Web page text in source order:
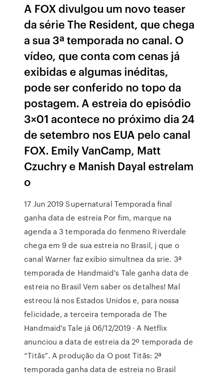
A FOX divulgou um novo teaser
da série The Resident, que chega
a sua 3ª temporada no canal. O
vídeo, que conta com cenas já
exibidas e algumas inéditas,
pode ser conferido no topo da
postagem. A estreia do episódio
3×01 acontece no próximo dia 24
de setembro nos EUA pelo canal
FOX. Emily VanCamp, Matt
Czuchry e Manish Dayal estrelam
o
17 Jun 2019 Supernatural Temporada final
ganha data de estreia Por fim, marque na
agenda a 3 temporada do fenmeno Riverdale
chega em 9 de sua estreia no Brasil, j que o
canal Warner faz exibio simultnea da srie. 3ª
temporada de Handmaid's Tale ganha data de
estreia no Brasil Vem saber os detalhes! Mal
estreou lá nos Estados Unidos e, para nossa
felicidade, a terceira temporada de The
Handmaid's Tale já 06/12/2019 · A Netflix
anunciou a data de estreia da 2º temporada de
“Titãs”. A produção da O post Titãs: 2ª
temporada ganha data de estreia no Brasil